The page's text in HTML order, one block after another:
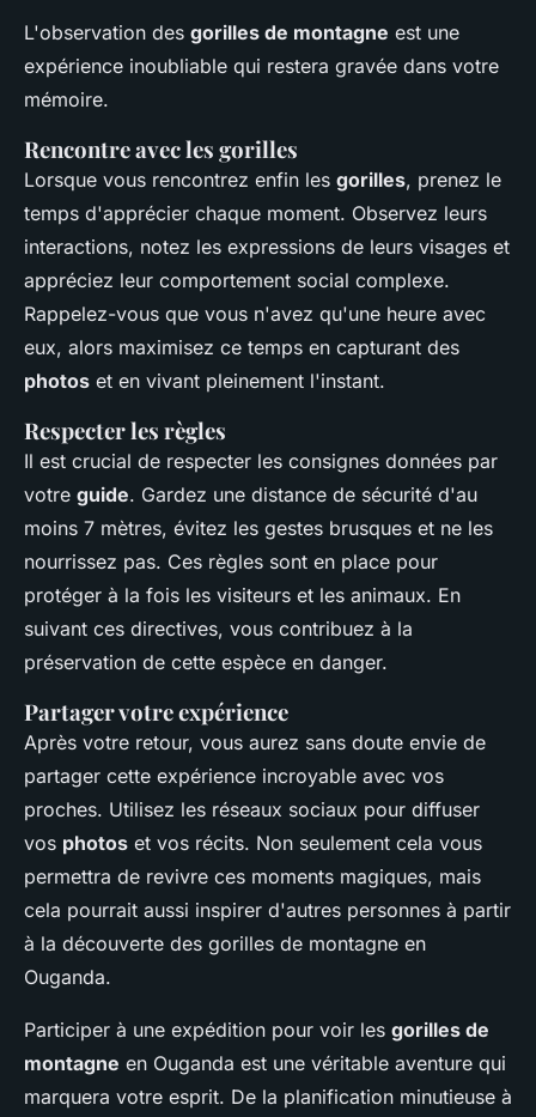
L'observation des gorilles de montagne est une
expérience inoubliable qui restera gravée dans votre
mémoire.
Rencontre avec les gorilles
Lorsque vous rencontrez enfin les gorilles, prenez le
temps d'apprécier chaque moment. Observez leurs
interactions, notez les expressions de leurs visages et
appréciez leur comportement social complexe.
Rappelez-vous que vous n'avez qu'une heure avec
eux, alors maximisez ce temps en capturant des
photos et en vivant pleinement l'instant.
Respecter les règles
Il est crucial de respecter les consignes données par
votre guide. Gardez une distance de sécurité d'au
moins 7 mètres, évitez les gestes brusques et ne les
nourrissez pas. Ces règles sont en place pour
protéger à la fois les visiteurs et les animaux. En
suivant ces directives, vous contribuez à la
préservation de cette espèce en danger.
Partager votre expérience
Après votre retour, vous aurez sans doute envie de
partager cette expérience incroyable avec vos
proches. Utilisez les réseaux sociaux pour diffuser
vos photos et vos récits. Non seulement cela vous
permettra de revivre ces moments magiques, mais
cela pourrait aussi inspirer d'autres personnes à partir
à la découverte des gorilles de montagne en
Ouganda.
Participer à une expédition pour voir les gorilles de
montagne en Ouganda est une véritable aventure qui
marquera votre esprit. De la planification minutieuse à